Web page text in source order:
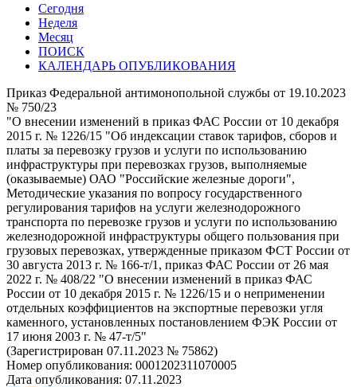
Сегодня
Неделя
Месяц
ПОИСК
КАЛЕНДАРЬ ОПУБЛИКОВАНИЯ
Приказ Федеральной антимонопольной службы от 19.10.2023
№ 750/23
"О внесении изменений в приказ ФАС России от 10 декабря
2015 г. № 1226/15 "Об индексации ставок тарифов, сборов и
платы за перевозку грузов и услуги по использованию
инфраструктуры при перевозках грузов, выполняемые
(оказываемые) ОАО "Российские железные дороги",
Методические указания по вопросу государственного
регулирования тарифов на услуги железнодорожного
транспорта по перевозке грузов и услуги по использованию
железнодорожной инфраструктуры общего пользования при
грузовых перевозках, утвержденные приказом ФСТ России от
30 августа 2013 г. № 166-т/1, приказ ФАС России от 26 мая
2022 г. № 408/22 "О внесении изменений в приказ ФАС
России от 10 декабря 2015 г. № 1226/15 и о неприменении
отдельных коэффициентов на экспортные перевозки угля
каменного, установленных постановлением ФЭК России от
17 июня 2003 г. № 47-т/5"
(Зарегистрирован 07.11.2023 № 75862)
Номер опубликования: 0001202311070005
Дата опубликования: 07.11.2023